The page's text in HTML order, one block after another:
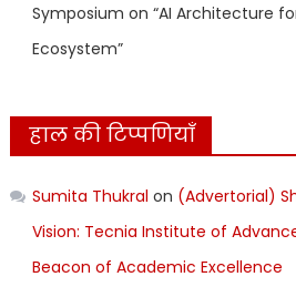
Symposium on “AI Architecture
Ecosystem”
हाल की टिप्पणियाँ
Sumita Thukral on (Advertorial)
Vision: Tecnia Institute of
Beacon of Academic Excellence